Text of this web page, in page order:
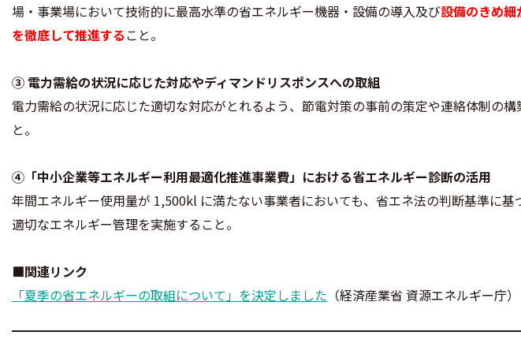
場・事業場において技術的に最高水準の省エネルギー機器・設備の導入及び設備のきめ細
を徹底して推進すること。
③ 電力需給の状況に応じた対応やディマンドリスポンスへの取組
電力需給の状況に応じた適切な対応がとれるよう、節電対策の事前の策定や連絡体制の
と。
④「中小企業等エネルギー利用最適化推進事業費」における省エネルギー診断の活用
年間エネルギー使用量が 1,500kl に満たない事業者においても、省エネ法の判断基準に基
適切なエネルギー管理を実施すること。
■関連リンク
「夏季の省エネルギーの取組について」を決定しました （経済産業省 資源エネルギー庁）